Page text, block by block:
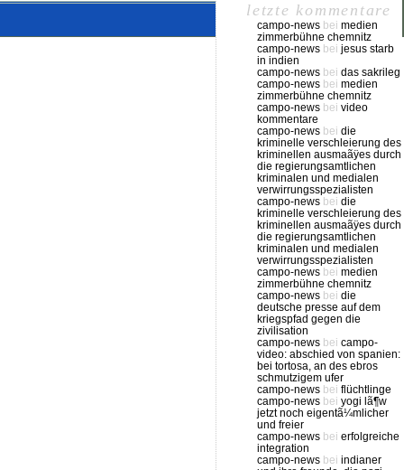
letzte kommentare
campo-news bei medien
zimmerbühne chemnitz
campo-news bei jesus starb
in indien
campo-news bei das sakrileg
campo-news bei medien
zimmerbühne chemnitz
campo-news bei video
kommentare
campo-news bei die
kriminelle verschleierung des
kriminellen ausmaãÿes durch
die regierungsamtlichen
kriminalen und medialen
verwirrungsspezialisten
campo-news bei die
kriminelle verschleierung des
kriminellen ausmaãÿes durch
die regierungsamtlichen
kriminalen und medialen
verwirrungsspezialisten
campo-news bei medien
zimmerbühne chemnitz
campo-news bei die
deutsche presse auf dem
kriegspfad gegen die
zivilisation
campo-news bei campo-
video: abschied von spanien:
bei tortosa, an des ebros
schmutzigem ufer
campo-news bei flüchtlinge
campo-news bei yogi lã¶w
jetzt noch eigentã¼mlicher
und freier
campo-news bei erfolgreiche
integration
campo-news bei indianer